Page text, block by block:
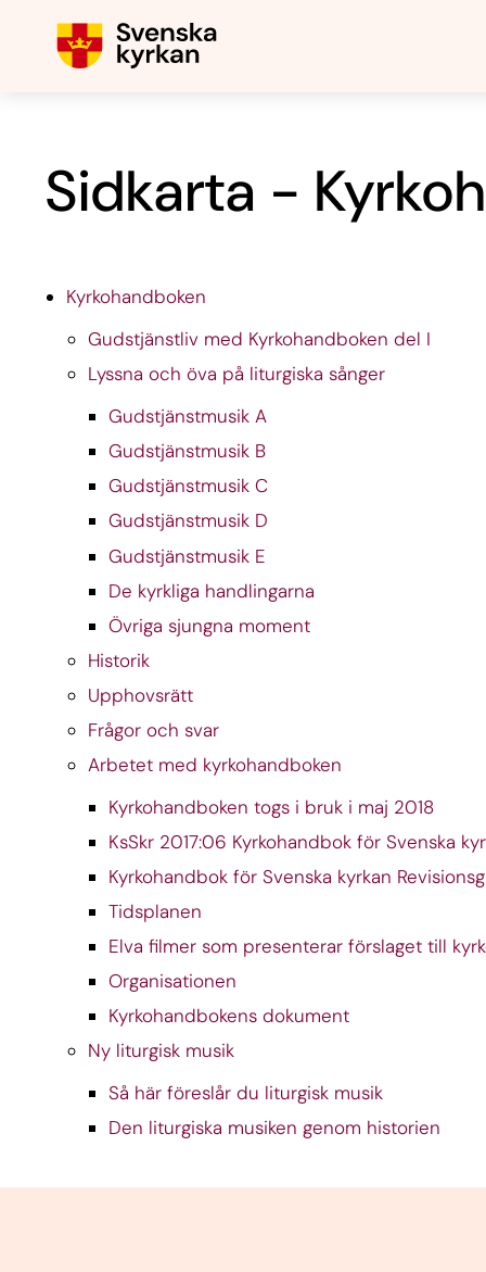
Sidkarta -
Kyrkohandboken
Gudstjänstliv med Kyrkohandboken del I
Lyssna och öva på liturgiska sånger
Gudstjänstmusik A
Gudstjänstmusik B
Gudstjänstmusik C
Gudstjänstmusik D
Gudstjänstmusik E
De kyrkliga handlingarna
Övriga sjungna moment
Historik
Upphovsrätt
Frågor och svar
Arbetet med kyrkohandboken
Kyrkohandboken togs i bruk i maj 2018
KsSkr 2017:06 Kyrkohandbok för Svenska
Kyrkohandbok för Svenska kyrkan
Tidsplanen
Elva filmer som presenterar förslaget till
Organisationen
Kyrkohandbokens dokument
Ny liturgisk musik
Så här föreslår du liturgisk musik
Den liturgiska musiken genom historien